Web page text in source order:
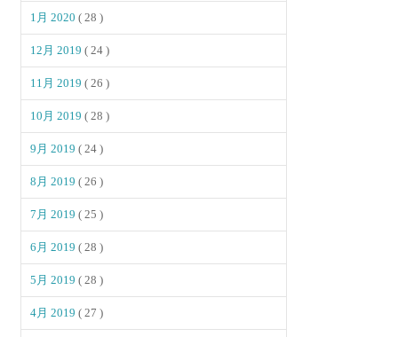
1月 2020( 28 )
12月 2019( 24 )
11月 2019( 26 )
10月 2019( 28 )
9月 2019( 24 )
8月 2019( 26 )
7月 2019( 25 )
6月 2019( 28 )
5月 2019( 28 )
4月 2019( 27 )